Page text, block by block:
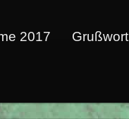
2017